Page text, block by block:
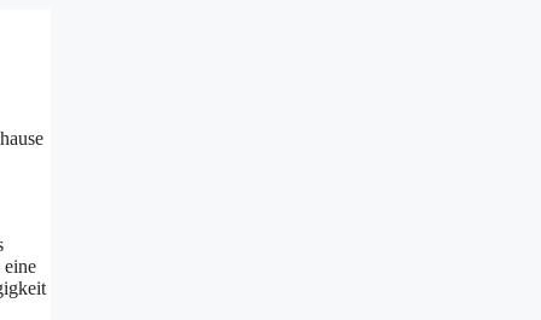
eine